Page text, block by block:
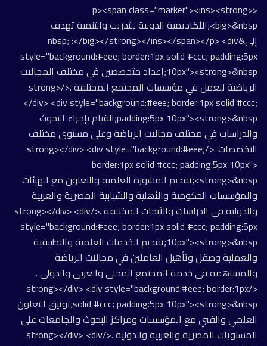
<p><span class="marker"><ins><strong>
<big>&nbsp;الأكاديمية الدولية للتدريب والتنمية تهدف
إلى&nbsp; :</big></strong></ins></span></p> <div
style="background:#eee; border:1px solid #ccc; padding:5px
10px"><strong>&nbsp;إعداد متخصصين في مختلف المجالات
الرياضية للعمل في مؤسسات المجتمع المختلفة .</strong>
</div> <div style="background:#eee; border:1px solid #ccc;
padding:5px 10px"><strong>&nbsp;القيام بإجراء البحوث
والدراسات في مختلف مجالات الرياضة وعلى مستوى مختلف
التخصصات .</strong></div> <div style="background:#eee;
border:1px solid #ccc; padding:5px 10px">
<strong>&nbsp;تقديم المشورة العلمية والتعاون مع الهيئات
والمؤسسات الحكومية والأهلية والشبابية المصرية والعربية
والدولية في الدراسات والأبحاث المختلفة .</strong></div> <div
style="background:#eee; border:1px solid #ccc; padding:5px
10px"><strong>&nbsp;تقديم الخدمات العلمية والتطبيقية
والعملية وصقل وتأهيل العاملين في مجالات الرياضة
والمساهمة في خدمة المجتمع المحلى والعربي والدولي .
</strong></div> <div style="background:#eee; border:1px
solid #ccc; padding:5px 10px"><strong>&nbsp;توثيق التعاون
العلمي والفني مع المؤسسات ومراكز البحوث والجامعات على
المستويات المصرية والعربية والدولية .</strong></div> <div